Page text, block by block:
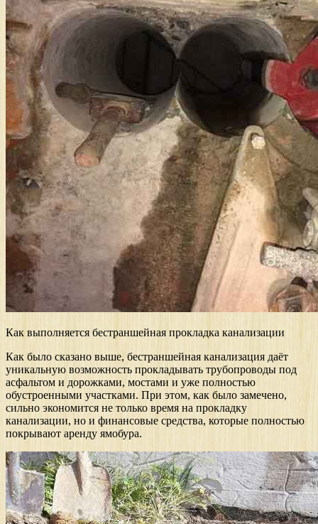
Как выполняется бестраншейная прокладка канализации
Как было сказано выше, бестраншейная канализация даёт
уникальную возможность прокладывать трубопроводы под
асфальтом и дорожками, мостами и уже полностью
обустроенными участками. При этом, как было замечено,
сильно экономится не только время на прокладку
канализации, но и финансовые средства, которые полностью
покрывают аренду ямобура.